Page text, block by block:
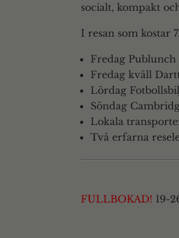
socialt, kompakt
I resan som kostar
Fredag
Fredag kväll
Lördag
Söndag
Lokala
Två erfarna
FULLBOKAD! 19-